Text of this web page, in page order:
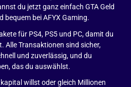
du jetzt ganz einfach GTA Geld
bequem bei AFYX Gaming.
für PS4, PS5 und PC, damit du
Transaktionen sind sicher,
und zuverlässig, und du
das du auswählst.
willst oder gleich Millionen